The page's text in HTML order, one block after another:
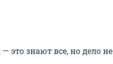
знают все, но дело не